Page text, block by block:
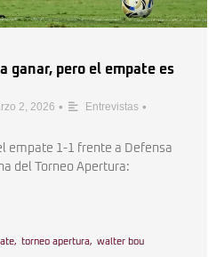
ganar, pero el empate es
2, 2026 • Entrevistas •
empate 1-1 frente a Defensa
del Torneo Apertura:
, torneo apertura, walter bou